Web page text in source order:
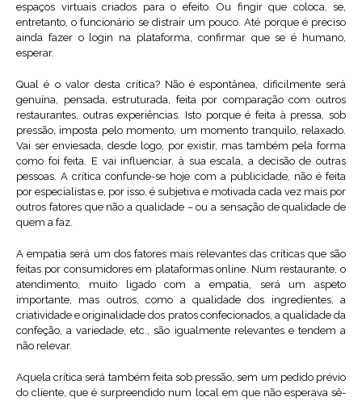
espaços virtuais criados para o efeito. Ou fingir que coloca, se,
entretanto, o funcionário se distrair um pouco. Até porque é preciso
ainda fazer o login na plataforma, confirmar que se é humano,
esperar.
Qual é o valor desta crítica? Não é espontânea, dificilmente será
genuína, pensada, estruturada, feita por comparação com outros
restaurantes, outras experiências. Isto porque é feita à pressa, sob
pressão, imposta pelo momento, um momento tranquilo, relaxado.
Vai ser enviesada, desde logo, por existir, mas também pela forma
como foi feita. E vai influenciar, à sua escala, a decisão de outras
pessoas. A crítica confunde-se hoje com a publicidade, não é feita
por especialistas e, por isso, é subjetiva e motivada cada vez mais por
outros fatores que não a qualidade – ou a sensação de qualidade de
quem a faz.
A empatia será um dos fatores mais relevantes das críticas que são
feitas por consumidores em plataformas online. Num restaurante, o
atendimento, muito ligado com a empatia, será um aspeto
importante, mas outros, como a qualidade dos ingredientes, a
criatividade e originalidade dos pratos confecionados, a qualidade da
confeção, a variedade, etc., são igualmente relevantes e tendem a
não relevar.
Aquela crítica será também feita sob pressão, sem um pedido prévio
do cliente, que é surpreendido num local em que não esperava sê-